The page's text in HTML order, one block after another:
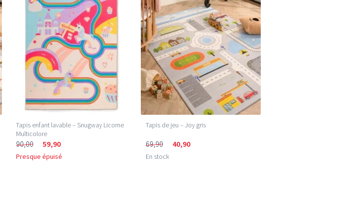
Tapis enfant lavable – Snugway Licorne
Multicolore
90,00 59,90
Presque épuisé
Tapis de jeu – Joy gris
69,90 40,90
En stock